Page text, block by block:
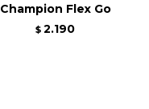
Champion Flex Go
$ 2.190